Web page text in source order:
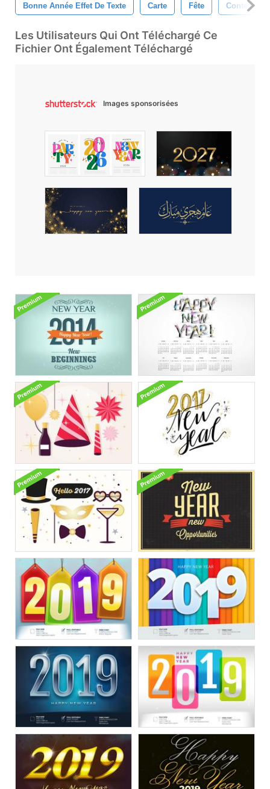
Bonne Année Effet De Texte Carte Fête Contexte
Les Utilisateurs Qui Ont Téléchargé Ce
Fichier Ont Également Téléchargé
Images sponsorisées